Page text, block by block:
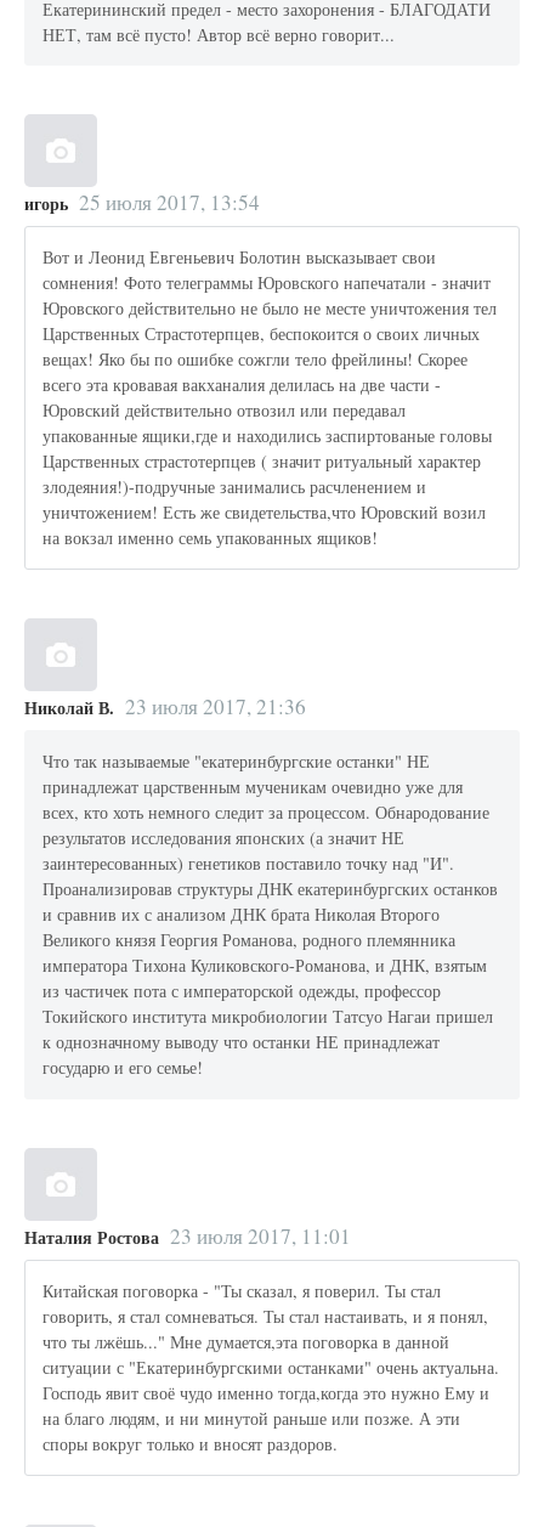
Екатерининский предел - место захоронения - БЛАГОДАТИ
НЕТ, там всё пусто! Автор всё верно говорит...
игорь 25 июля 2017, 13:54
Вот и Леонид Евгеньевич Болотин высказывает свои
сомнения! Фото телеграммы Юровского напечатали - значит
Юровского действительно не было не месте уничтожения тел
Царственных Страстотерпцев, беспокоится о своих личных
вещах! Яко бы по ошибке сожгли тело фрейлины! Скорее
всего эта кровавая вакханалия делилась на две части -
Юровский действительно отвозил или передавал
упакованные ящики,где и находились заспиртованые головы
Царственных страстотерпцев ( значит ритуальный характер
злодеяния!)-подручные занимались расчленением и
уничтожением! Есть же свидетельства,что Юровский возил
на вокзал именно семь упакованных ящиков!
Николай В. 23 июля 2017, 21:36
Что так называемые "екатеринбургские останки" НЕ
принадлежат царственным мученикам очевидно уже для
всех, кто хоть немного следит за процессом. Обнародование
результатов исследования японских (а значит НЕ
заинтересованных) генетиков поставило точку над "И".
Проанализировав структуры ДНК екатеринбургских останков
и сравнив их с анализом ДНК брата Николая Второго
Великого князя Георгия Романова, родного племянника
императора Тихона Куликовского-Романова, и ДНК, взятым
из частичек пота с императорской одежды, профессор
Токийского института микробиологии Татсуо Нагаи пришел
к однозначному выводу что останки НЕ принадлежат
государю и его семье!
Наталия Ростова 23 июля 2017, 11:01
Китайская поговорка - "Ты сказал, я поверил. Ты стал
говорить, я стал сомневаться. Ты стал настаивать, и я понял,
что ты лжёшь..." Мне думается,эта поговорка в данной
ситуации с "Екатеринбургскими останками" очень актуальна.
Господь явит своё чудо именно тогда,когда это нужно Ему и
на благо людям, и ни минутой раньше или позже. А эти
споры вокруг только и вносят раздоров.